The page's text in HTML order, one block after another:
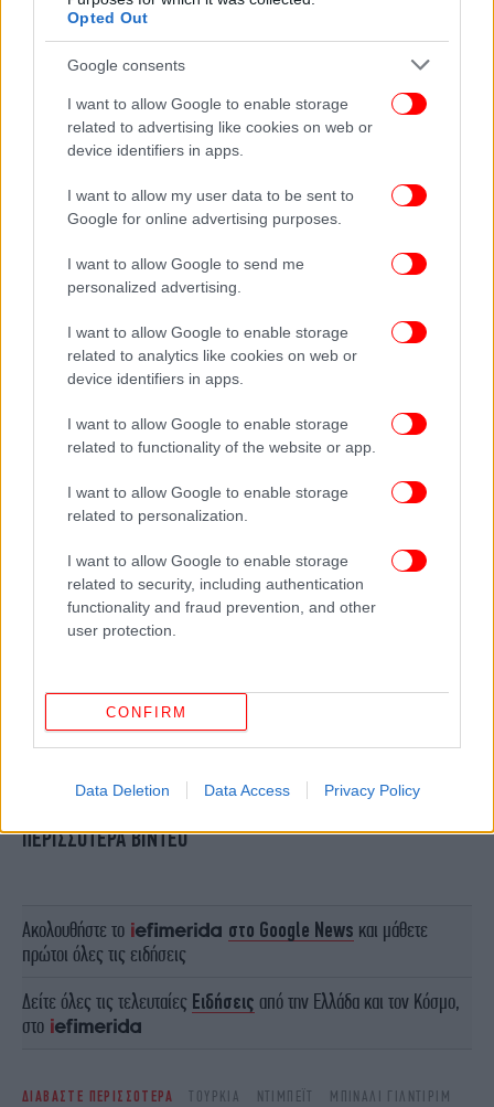
Opted Out
Google consents
I want to allow Google to enable storage
related to advertising like cookies on web or
device identifiers in apps.
I want to allow my user data to be sent to
Google for online advertising purposes.
I want to allow Google to send me
personalized advertising.
I want to allow Google to enable storage
related to analytics like cookies on web or
device identifiers in apps.
I want to allow Google to enable storage
related to functionality of the website or app.
I want to allow Google to enable storage
related to personalization.
I want to allow Google to enable storage
related to security, including authentication
functionality and fraud prevention, and other
user protection.
CONFIRM
Data Deletion Data Access Privacy Policy
Όσο για τις ψήφους των κουρδικής καταγωγής
ψηφοφόρων της Κωνσταντινούπολης που έφεραν
έστω και οριακά, στην πρώτη θέση τον Ιμάμογλου,
μέχρι στιγμής δεν φαίνεται στον ορίζοντα καμιά
σημαντική στρατηγική προσέλκυσης.
Πηγή: Ντόιτσε Βέλλε
ΠΕΡΙΣΣΟΤΕΡΑ ΒΙΝΤΕΟ
Ακολουθήστε το στο Google News και μάθετε
πρώτοι όλες τις ειδήσεις
Δείτε όλες τις τελευταίες Ειδήσεις από την Ελλάδα και τον Κόσμο,
στο
ΔΙΑΒΑΣΤΕ ΠΕΡΙΣΣΟΤΕΡΑ ΤΟΥΡΚΊΑ ΝΤΙΜΠΈΙΤ
ΜΠΙΝΑΛΊ ΓΙΛΝΤΙΡΊΜ